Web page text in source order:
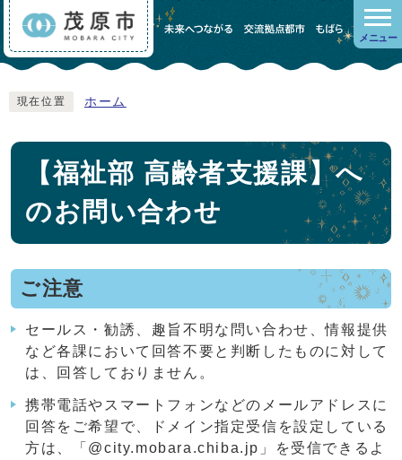
メニュー
現在位置 ホーム
【福祉部 高齢者支援課】へ
のお問い合わせ
ご注意
セールス・勧誘、趣旨不明な問い合わせ、情報提供
など各課において回答不要と判断したものに対して
は、回答しておりません。
携帯電話やスマートフォンなどのメールアドレスに
回答をご希望で、ドメイン指定受信を設定している
方は、「@city.mobara.chiba.jp」を受信できるよ